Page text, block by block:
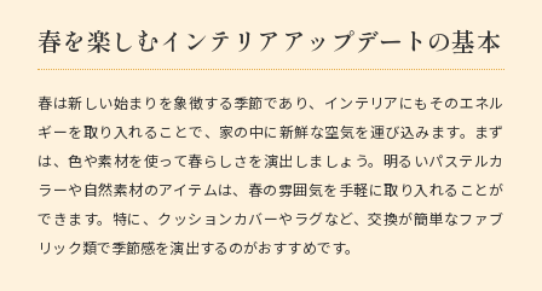
春を楽しむインテリアアップデートの基本
春は新しい始まりを象徴する季節であり、インテリアにもそのエネル
ギーを取り入れることで、家の中に新鮮な空気を運び込みます。まず
は、色や素材を使って春らしさを演出しましょう。明るいパステルカ
ラーや自然素材のアイテムは、春の雰囲気を手軽に取り入れることが
できます。特に、クッションカバーやラグなど、交換が簡単なファブ
リック類で季節感を演出するのがおすすめです。